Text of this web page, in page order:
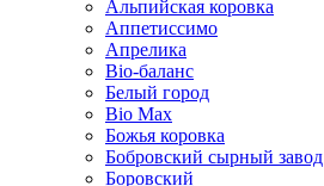
Альпийская коровка
Аппетиссимо
Апрелика
Bio-баланс
Белый город
Bio Max
Божья коровка
Бобровский сырный завод
Боровский